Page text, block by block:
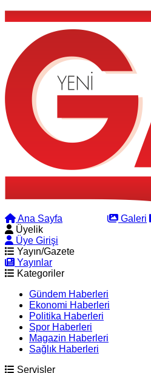
Ana Sayfa Galeri
Üyelik
Üye Girişi
Yayın/Gazete
Yayınlar
Kategoriler
Gündem Haberleri
Ekonomi Haberleri
Politika Haberleri
Spor Haberleri
Magazin Haberleri
Sağlık Haberleri
Servisler